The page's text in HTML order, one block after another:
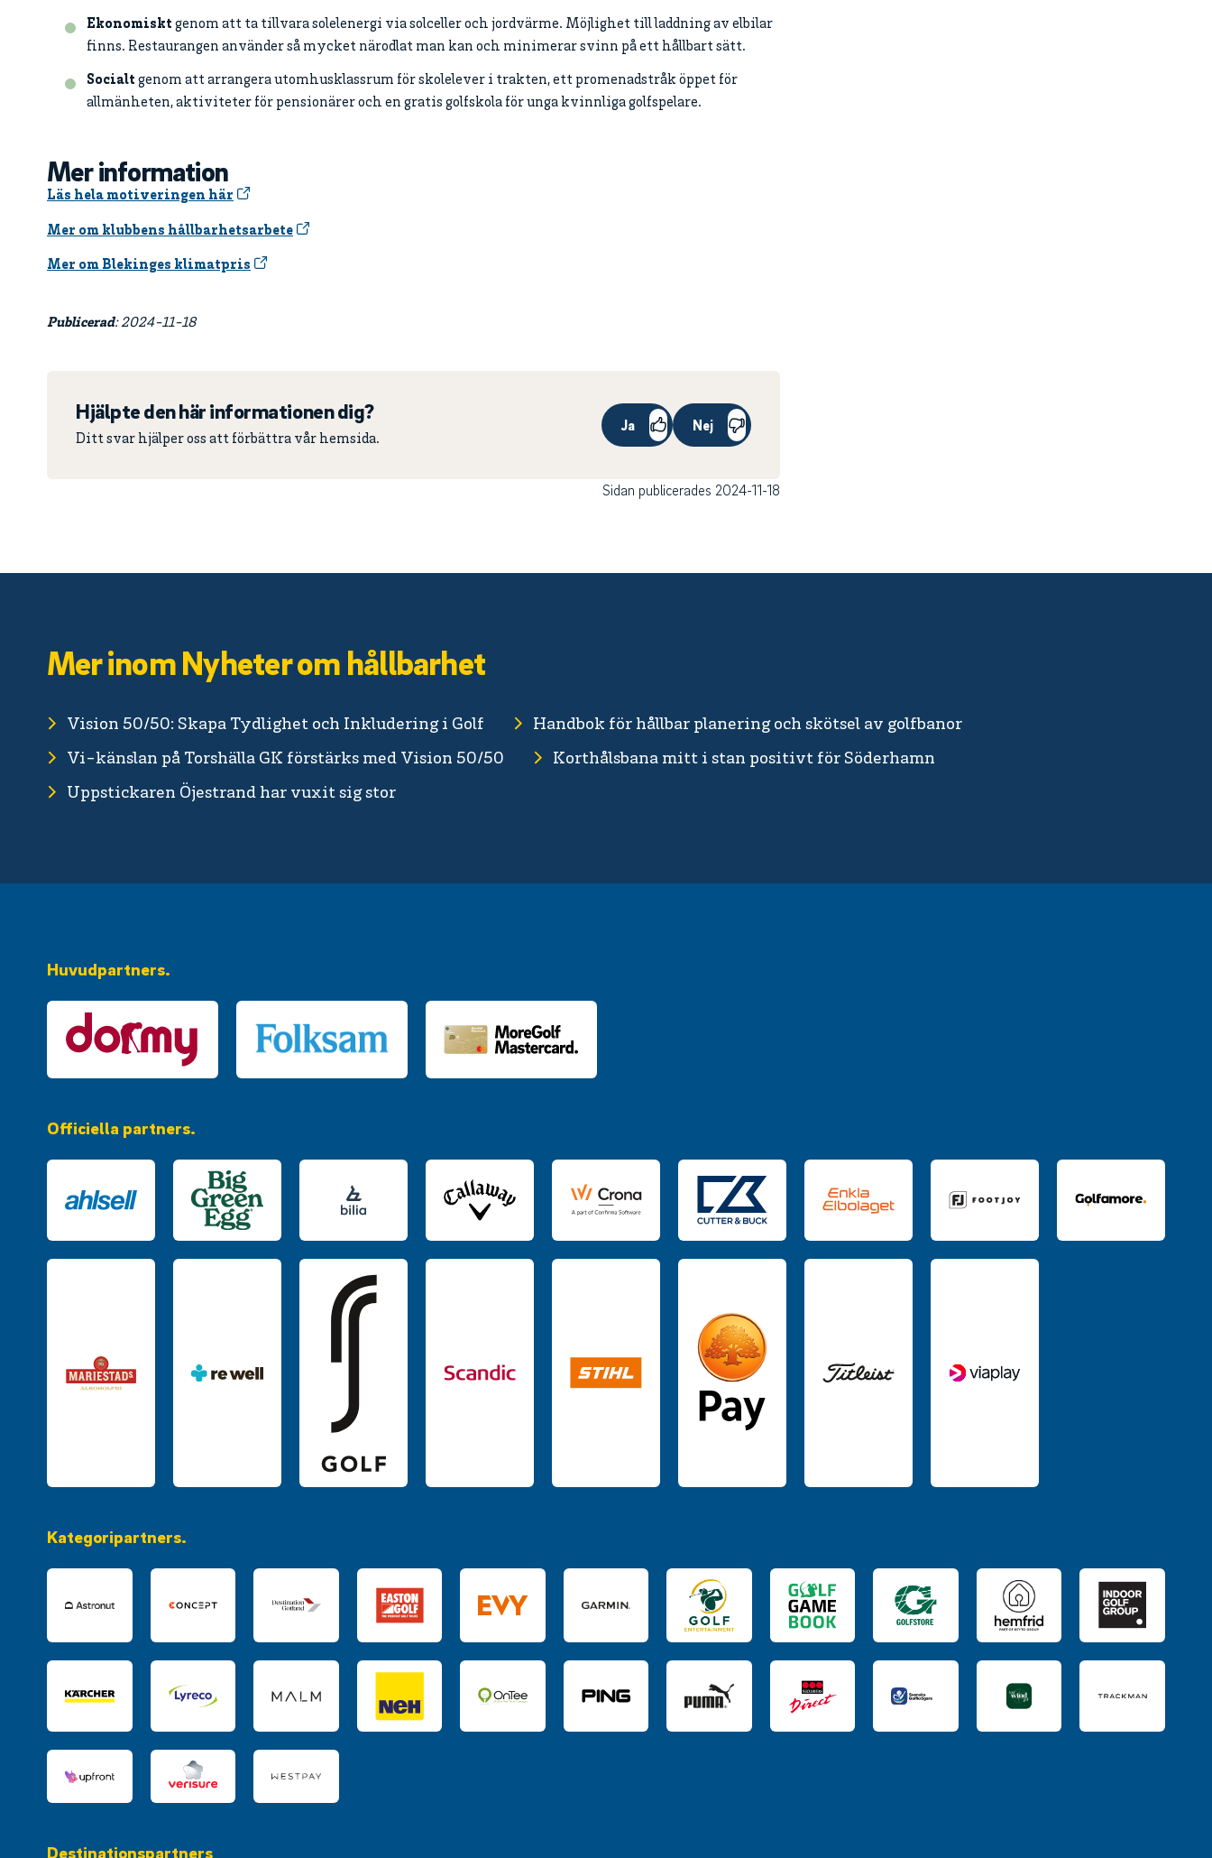
Ekonomiskt genom att ta tillvara solelenergi via solceller och jordvärme. Möjlighet till laddning av elbilar
finns. Restaurangen använder så mycket närodlat man kan och minimerar svinn på ett hållbart sätt.
Socialt genom att arrangera utomhusklassrum för skolelever i trakten, ett promenadstråk öppet för
allmänheten, aktiviteter för pensionärer och en gratis golfskola för unga kvinnliga golfspelare.
Mer information
Läs hela motiveringen här
Mer om klubbens hållbarhetsarbete
Mer om Blekinges klimatpris
Publicerad: 2024-11-18
Hjälpte den här informationen dig?
Ditt svar hjälper oss att förbättra vår hemsida.
Ja Nej
Sidan publicerades 2024-11-18
Mer inom Nyheter om hållbarhet
Vision 50/50: Skapa Tydlighet och Inkludering i Golf
Handbok för hållbar planering och skötsel av golfbanor
Vi-känslan på Torshälla GK förstärks med Vision 50/50
Korthålsbana mitt i stan positivt för Söderhamn
Uppstickaren Öjestrand har vuxit sig stor
Huvudpartners.
Officiella partners.
Kategoripartners.
Destinationspartners